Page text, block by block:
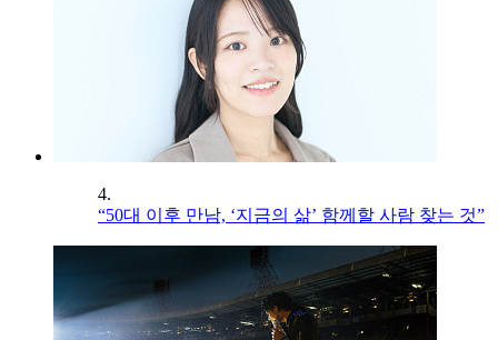
4.
“50대 이후 만남, ‘지금의 삶’ 함께할 사람 찾는 것”